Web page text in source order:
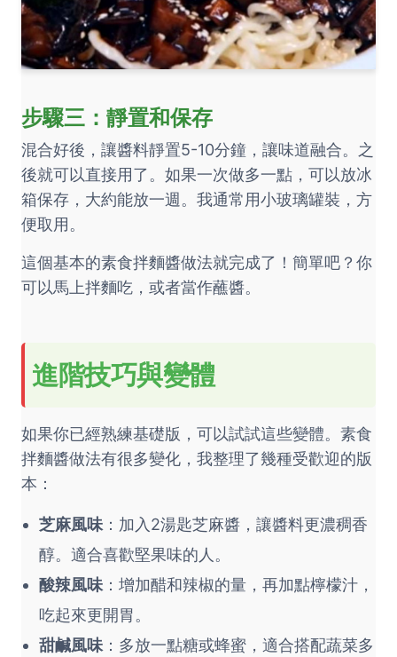
步驟三：靜置和保存
混合好後，讓醬料靜置5-10分鐘，讓味道融合。之
後就可以直接用了。如果一次做多一點，可以放冰
箱保存，大約能放一週。我通常用小玻璃罐裝，方
便取用。
這個基本的素食拌麵醬做法就完成了！簡單吧？你
可以馬上拌麵吃，或者當作蘸醬。
進階技巧與變體
如果你已經熟練基礎版，可以試試這些變體。素食
拌麵醬做法有很多變化，我整理了幾種受歡迎的版
本：
芝麻風味 ：加入2湯匙芝麻醬，讓醬料更濃稠香
醇。適合喜歡堅果味的人。
酸辣風味 ：增加醋和辣椒的量，再加點檸檬汁，
吃起來更開胃。
甜鹹風味 ：多放一點糖或蜂蜜，適合搭配蔬菜多